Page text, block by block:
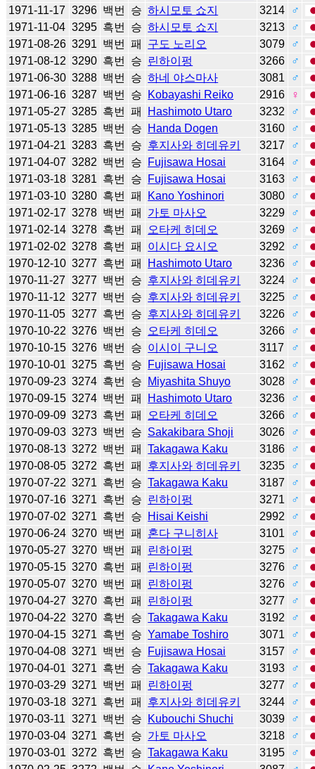
1971-11-17 3296 백번 승 하시모토 쇼지 3214
♂
1971-11-04 3295 흑번 승 하시모토 쇼지 3213
♂
1971-08-26 3291 백번 패 구도 노리오 3079
♂
1971-08-12 3290 흑번 승 린하이펑 3266
♂
1971-06-30 3288 백번 승 하네 야스마사 3081
♂
1971-06-16 3287 백번 승 Kobayashi Reiko 2916
♀
1971-05-27 3285 흑번 패 Hashimoto Utaro 3232
♂
1971-05-13 3285 백번 승 Handa Dogen 3160
♂
1971-04-21 3283 흑번 승 후지사와 히데유키 3217
♂
1971-04-07 3282 백번 승 Fujisawa Hosai 3164
♂
1971-03-18 3281 흑번 승 Fujisawa Hosai 3163
♂
1971-03-10 3280 흑번 패 Kano Yoshinori 3080
♂
1971-02-17 3278 백번 패 가토 마사오 3229
♂
1971-02-14 3278 흑번 패 오타케 히데오 3269
♂
1971-02-02 3278 흑번 패 이시다 요시오 3292
♂
1970-12-10 3277 흑번 패 Hashimoto Utaro 3236
♂
1970-11-27 3277 백번 승 후지사와 히데유키 3224
♂
1970-11-12 3277 백번 승 후지사와 히데유키 3225
♂
1970-11-05 3277 흑번 승 후지사와 히데유키 3226
♂
1970-10-22 3276 백번 승 오타케 히데오 3266
♂
1970-10-15 3276 백번 승 이시이 구니오 3117
♂
1970-10-01 3275 흑번 승 Fujisawa Hosai 3162
♂
1970-09-23 3274 흑번 승 Miyashita Shuyo 3028
♂
1970-09-15 3274 백번 패 Hashimoto Utaro 3236
♂
1970-09-09 3273 흑번 패 오타케 히데오 3266
♂
1970-09-03 3273 백번 승 Sakakibara Shoji 3026
♂
1970-08-13 3272 백번 패 Takagawa Kaku 3186
♂
1970-08-05 3272 흑번 패 후지사와 히데유키 3235
♂
1970-07-22 3271 흑번 승 Takagawa Kaku 3187
♂
1970-07-16 3271 흑번 승 린하이펑 3271
♂
1970-07-02 3271 흑번 승 Hisai Keishi 2992
♂
1970-06-24 3270 백번 패 혼다 구니히사 3101
♂
1970-05-27 3270 백번 패 린하이펑 3275
♂
1970-05-15 3270 흑번 패 린하이펑 3276
♂
1970-05-07 3270 백번 패 린하이펑 3276
♂
1970-04-27 3270 흑번 패 린하이펑 3277
♂
1970-04-22 3270 흑번 승 Takagawa Kaku 3192
♂
1970-04-15 3271 흑번 승 Yamabe Toshiro 3071
♂
1970-04-08 3271 백번 승 Fujisawa Hosai 3157
♂
1970-04-01 3271 흑번 승 Takagawa Kaku 3193
♂
1970-03-29 3271 백번 패 린하이펑 3277
♂
1970-03-18 3271 흑번 패 후지사와 히데유키 3244
♂
1970-03-11 3271 백번 승 Kubouchi Shuchi 3039
♂
1970-03-04 3271 흑번 승 가토 마사오 3218
♂
1970-03-01 3272 흑번 승 Takagawa Kaku 3195
♂